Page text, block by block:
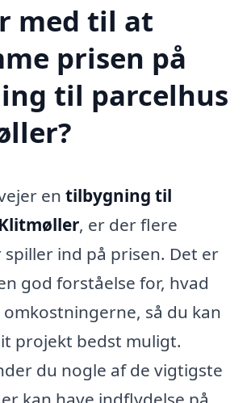
med til at
prisen på
til parcelhus
en tilbygning til
, er der flere
ind på prisen. Det er
god forståelse for, hvad
så du kan
projekt bedst muligt.
du nogle af de vigtigste